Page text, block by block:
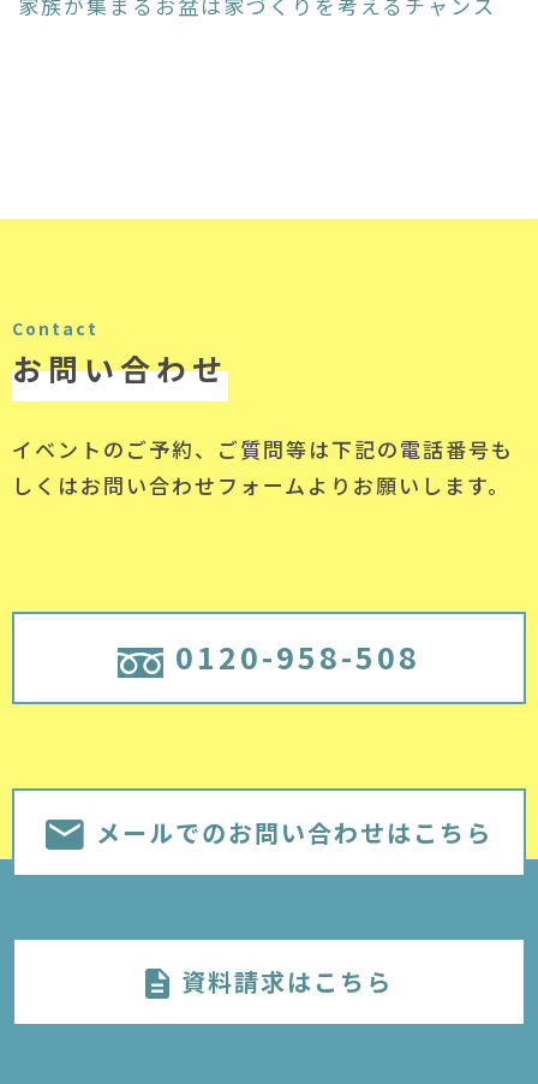
Contact
お問い合わせ
イベントのご予約、ご質問等は下記の電話番号も
しくはお問い合わせフォームよりお願いします。
0120-958-508
メールでのお問い合わせはこちら
資料請求はこちら